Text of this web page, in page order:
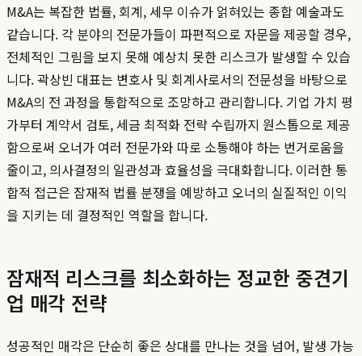
M&A는 복잡한 법률, 회계, 세무 이슈가 얽혀있는 종합 예술과도
같습니다. 각 분야의 전문가들이 파편적으로 자문을 제공할 경우,
전체적인 그림을 보지 못해 예상치 못한 리스크가 발생할 수 있습
니다. 곽상빈 대표는 변호사 및 회계사로서의 전문성을 바탕으로
M&A의 전 과정을 통합적으로 조망하고 관리합니다. 기업 가치 평
가부터 계약서 검토, 세금 최적화 전략 수립까지 원스톱으로 제공
함으로써 오너가 여러 전문가와 따로 소통해야 하는 번거로움을
줄이고, 의사결정의 일관성과 효율성을 극대화합니다. 이러한 통
합적 접근은 잠재적 법률 분쟁을 예방하고 오너의 실질적인 이익
을 지키는 데 결정적인 역할을 합니다.
잠재적 리스크를 최소화하는 정교한 중견기
업 매각 전략
성공적인 매각은 단순히 좋은 상대를 만나는 것을 넘어, 발생 가능